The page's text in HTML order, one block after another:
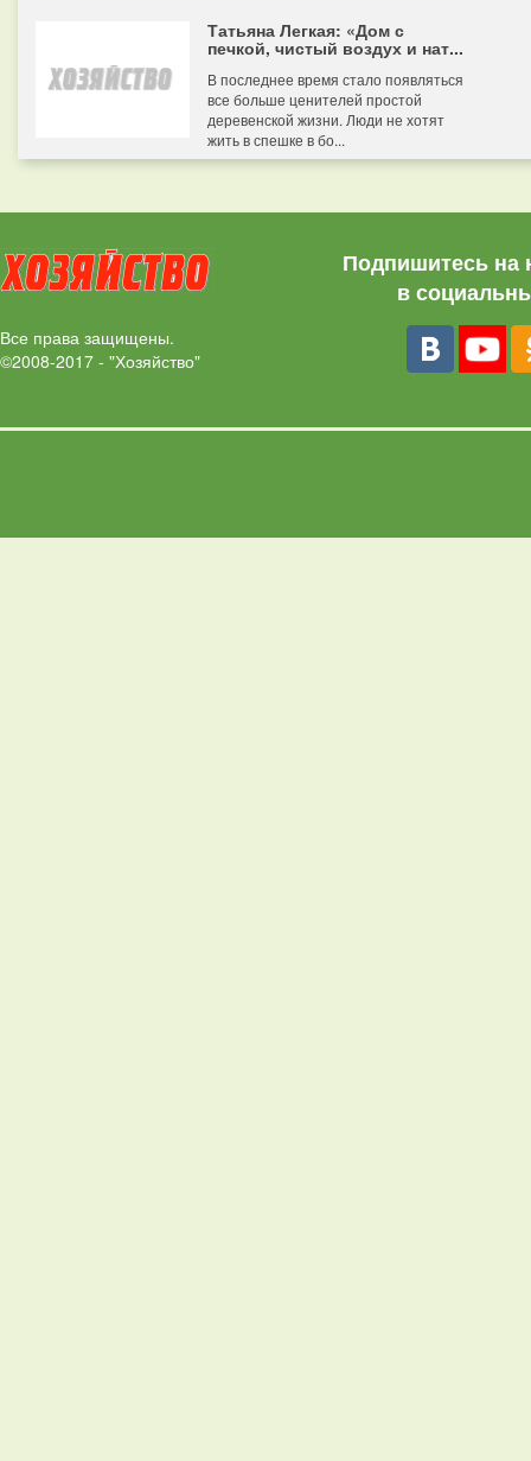
Татьяна Легкая: «Дом с
печкой, чистый воздух и нат...
В последнее время стало появляться
все больше ценителей простой
деревенской жизни. Люди не хотят
жить в спешке в бо...
Все права защищены.
©2008-2017 - "Хозяйство"
Подпишитесь на
в